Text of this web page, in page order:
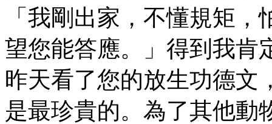
「我剛出家，不懂規矩
望您能答應。」得到我肯
昨天看了您的放生功德文
是最珍貴的。為了其他動